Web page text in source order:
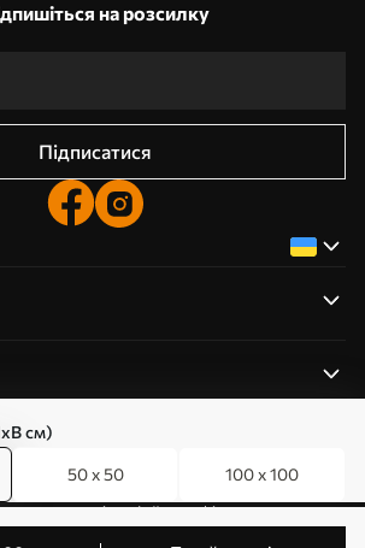
см)
50 x 50 100 x 100
на розсилку
Підписатися
0800357223
дозволів на файли cookie
holst. Усі права захищені. Власник: